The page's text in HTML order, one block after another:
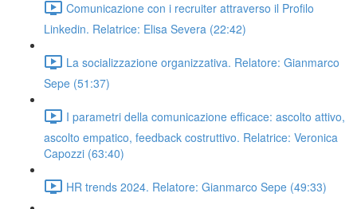
Comunicazione con i recruiter attraverso il Profilo
Linkedin. Relatrice: Elisa Severa (22:42)
La socializzazione organizzativa. Relatore: Gianmarco
Sepe (51:37)
I parametri della comunicazione efficace: ascolto attivo,
ascolto empatico, feedback costruttivo. Relatrice: Veronica
Capozzi (63:40)
HR trends 2024. Relatore: Gianmarco Sepe (49:33)